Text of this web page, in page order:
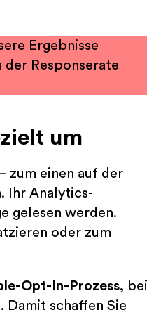
Ergebnisse
der Responserate
um
zum einen auf der
Ihr Analytics-
gelesen werden.
oder zum
Opt-In-Prozess, bei
Damit schaffen Sie